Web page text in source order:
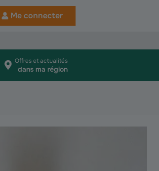
Me connecter
Offres et actualités
dans ma région